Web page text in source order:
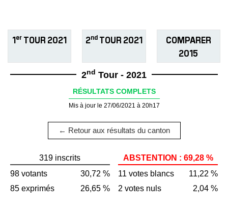
1er TOUR 2021 2ndTOUR 2021
COMPARER
2015
2nd Tour - 2021
RÉSULTATS COMPLETS
Mis à jour le 27/06/2021 à 20h17
← Retour aux résultats du canton
319 inscrits
98 votants
30,72 %
85 exprimés
26,65 %
ABSTENTION : 69,28 %
11 votes blancs
11,22 %
2 votes nuls
2,04 %